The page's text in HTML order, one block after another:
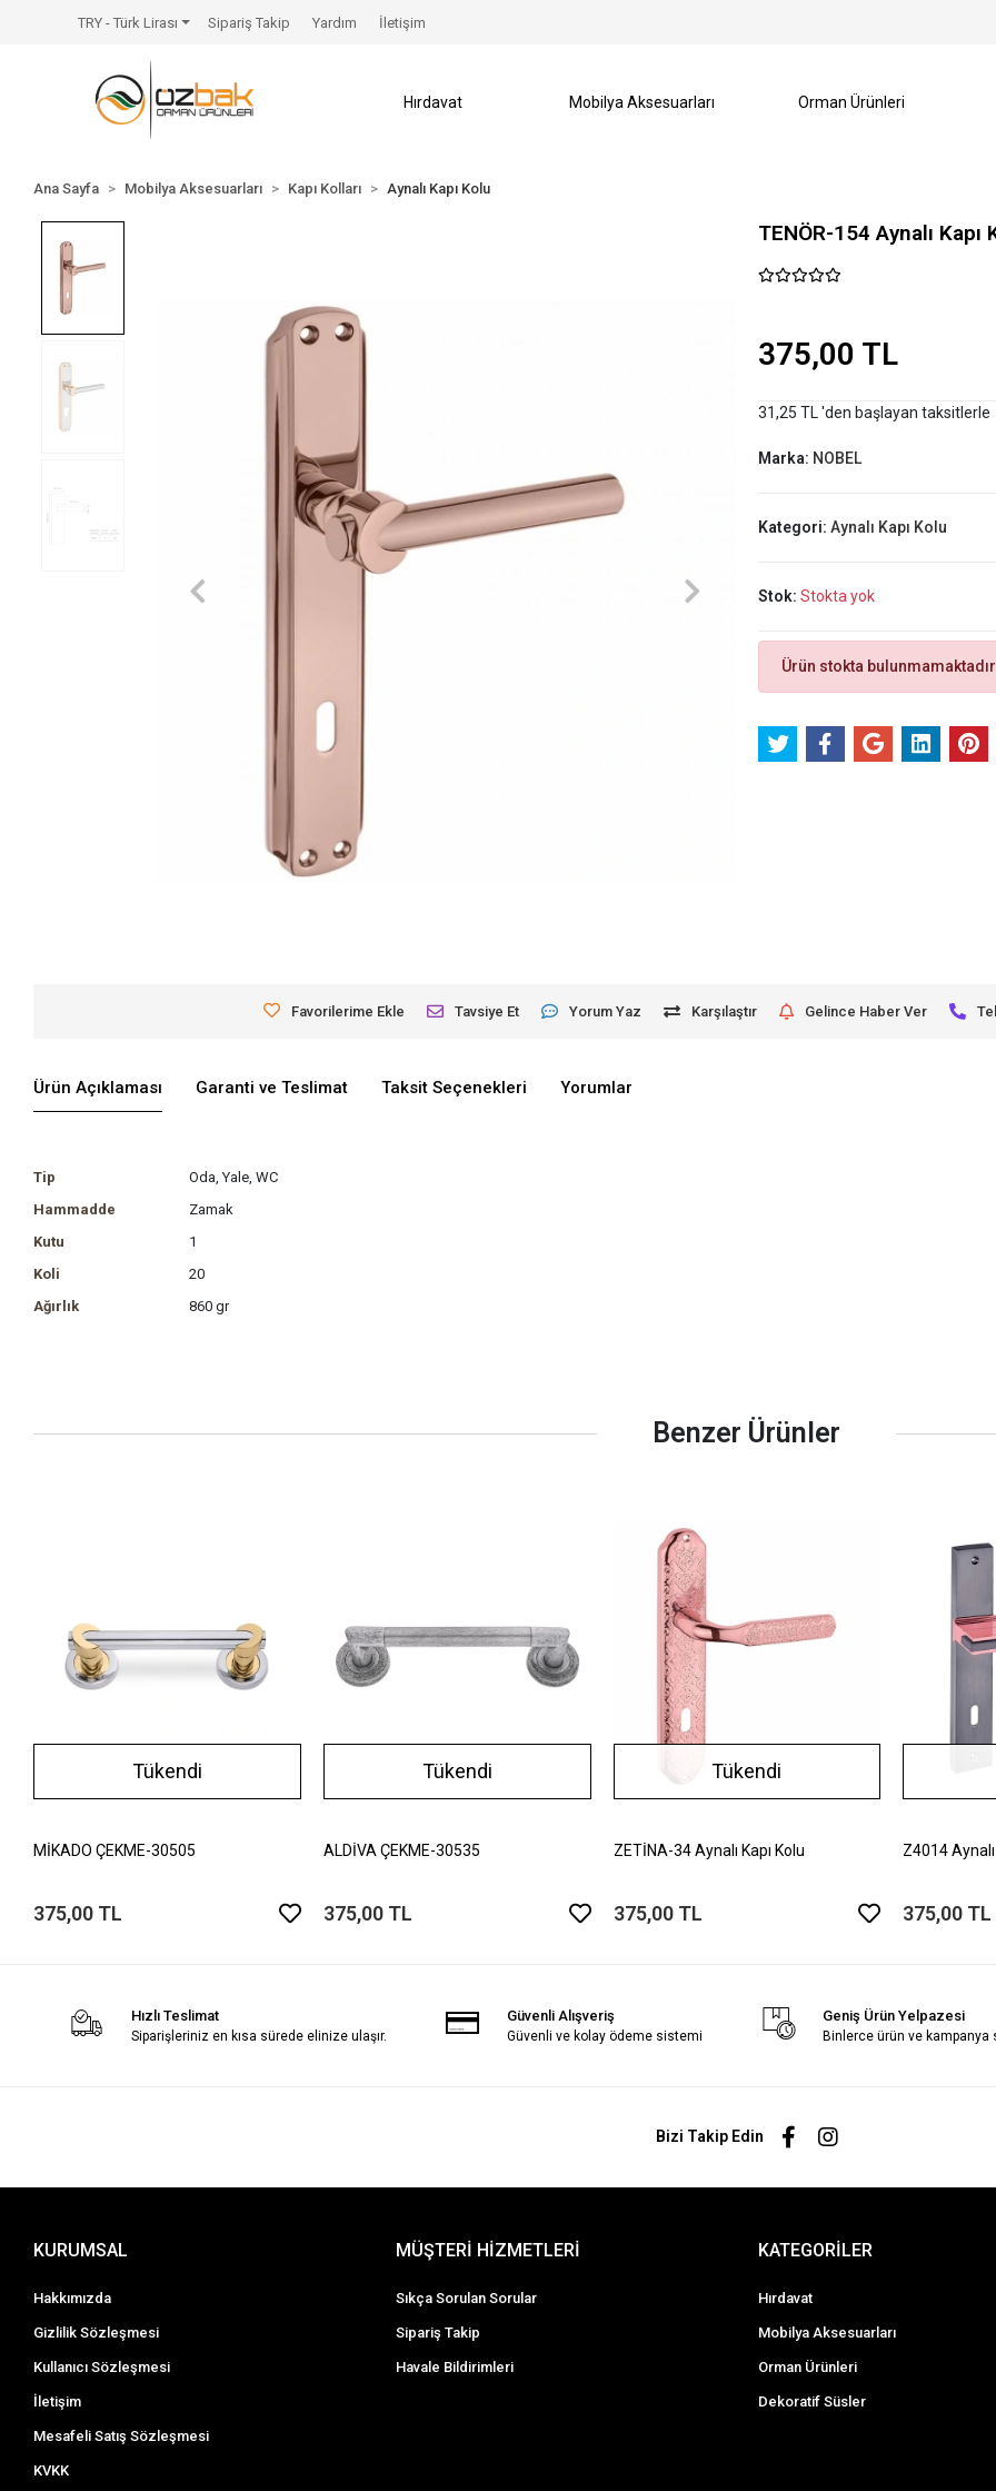
TRY - Türk Lirası Sipariş Takip Yardım İletişim
Hırdavat Mobilya Aksesuarları Orman Ürünleri
Ana Sayfa Mobilya Aksesuarları Kapı Kolları Aynalı Kapı Kolu
TENÖR-154 Aynalı Kapı
375,00 TL
31,25 TL 'den başlayan taksitlerle
Marka: NOBEL
Kategori: Aynalı Kapı Kolu
Stok: Stokta yok
Ürün stokta
Favorilerime Ekle Tavsiye Et Yorum Yaz Karşılaştır Gelince Haber Ver
Ürün Açıklaması Garanti ve Teslimat Taksit Seçenekleri Yorumlar
Tip
Oda, Yale, WC
Hammadde
Zamak
Kutu
1
Koli
20
Ağırlık
860 gr
Benzer Ürünler
Tükendi
MİKADO ÇEKME-30505
375,00 TL
Tükendi
ALDİVA ÇEKME-30535
375,00 TL
Tükendi
ZETİNA-34 Aynalı Kapı Kolu
375,00 TL
Z4014
375,00 TL
Hızlı Teslimat
Siparişleriniz en kısa sürede elinize ulaşır.
Güvenli Alışveriş
Güvenli ve kolay ödeme sistemi
Geniş Ürün Yelpazesi
Binlerce ürün ve kampanya
Bizi Takip Edin
KURUMSAL
Hakkımızda
Gizlilik Sözleşmesi
Kullanıcı Sözleşmesi
İletişim
Mesafeli Satış Sözleşmesi
KVKK
MÜŞTERİ HİZMETLERİ
Sıkça Sorulan Sorular
Sipariş Takip
Havale Bildirimleri
KATEGORİLER
Hırdavat
Mobilya Aksesuarları
Orman Ürünleri
Dekoratif Süsler